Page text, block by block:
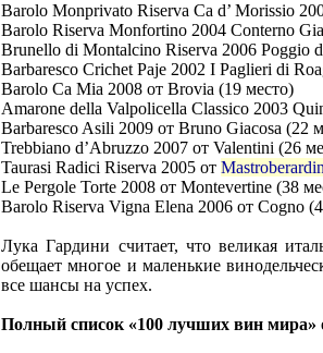
Barolo Monprivato Riserva Ca d’ Morissio
Barolo Riserva Monfortino 2004 Conterno
Brunello di Montalcino Riserva 2006 Poggio
Barbaresco Crichet Paje 2002 I Paglieri di
Barolo Ca Mia 2008 от Brovia (19 место)
Amarone della Valpolicella Classico 2003
Barbaresco Asili 2009 от Bruno Giacosa (22
Trebbiano d’Abruzzo 2007 от Valentini (26
Taurasi Radici Riserva 2005 от
Le Pergole Torte 2008 от Montevertine (38
Barolo Riserva Vigna Elena 2006 от Cogno
Лука Гардини считает, что великая
обещает многое и маленькие
все шансы на успех.
Полный список «100 лучших вин мира»